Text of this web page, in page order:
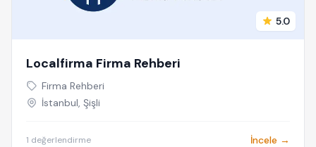
5.0
Localfirma Firma Rehberi
Firma Rehberi
İstanbul, Şişli
1 değerlendirme İncele →